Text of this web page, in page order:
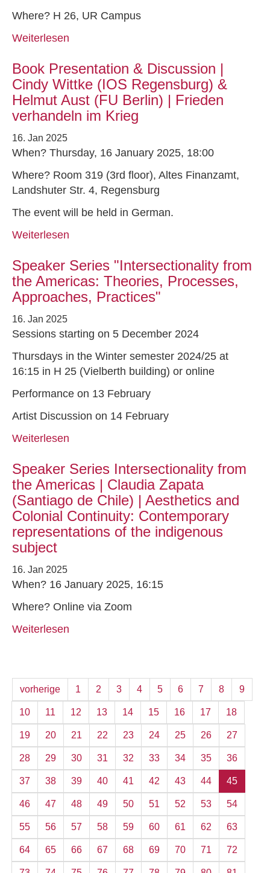
Where? H 26, UR Campus
Weiterlesen
Book Presentation & Discussion |
Cindy Wittke (IOS Regensburg) &
Helmut Aust (FU Berlin) | Frieden
verhandeln im Krieg
16. Jan 2025
When? Thursday, 16 January 2025, 18:00
Where? Room 319 (3rd floor), Altes Finanzamt,
Landshuter Str. 4, Regensburg
The event will be held in German.
Weiterlesen
Speaker Series "Intersectionality from
the Americas: Theories, Processes,
Approaches, Practices"
16. Jan 2025
Sessions starting on 5 December 2024
Thursdays in the Winter semester 2024/25 at
16:15 in H 25 (Vielberth building) or online
Performance on 13 February
Artist Discussion on 14 February
Weiterlesen
Speaker Series Intersectionality from
the Americas | Claudia Zapata
(Santiago de Chile) | Aesthetics and
Colonial Continuity: Contemporary
representations of the indigenous
subject
16. Jan 2025
When? 16 January 2025, 16:15
Where? Online via Zoom
Weiterlesen
vorherige 1 2 3 4 5 6 7 8 9
10 11 12 13 14 15 16 17 18
19 20 21 22 23 24 25 26 27
28 29 30 31 32 33 34 35 36
37 38 39 40 41 42 43 44 45
46 47 48 49 50 51 52 53 54
55 56 57 58 59 60 61 62 63
64 65 66 67 68 69 70 71 72